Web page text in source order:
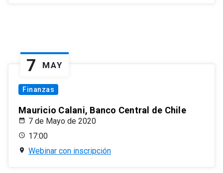
7 MAY
Finanzas
Mauricio Calani, Banco Central de Chile
7 de Mayo de 2020
17:00
Webinar con inscripción